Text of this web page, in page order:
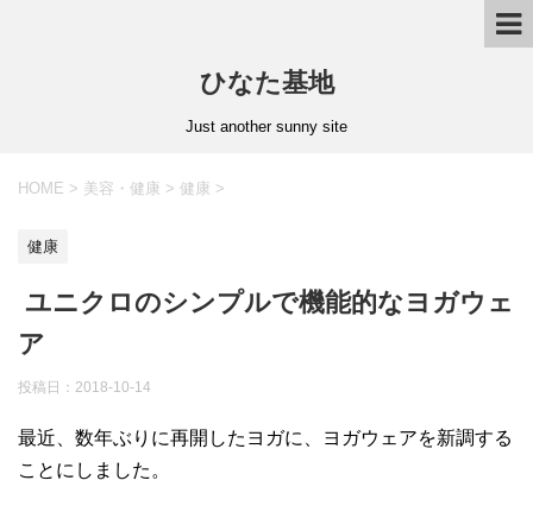
ひなた基地
Just another sunny site
HOME > 美容・健康 > 健康 >
健康
ユニクロのシンプルで機能的なヨガウェ
ア
投稿日：2018-10-14
最近、数年ぶりに再開したヨガに、ヨガウェアを新調する
ことにしました。